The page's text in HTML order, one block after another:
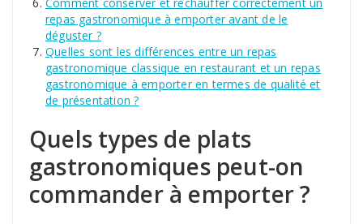
Comment conserver et réchauffer correctement un
repas gastronomique à emporter avant de le
déguster ?
Quelles sont les différences entre un repas
gastronomique classique en restaurant et un repas
gastronomique à emporter en termes de qualité et
de présentation ?
Quels types de plats
gastronomiques peut-on
commander à emporter ?